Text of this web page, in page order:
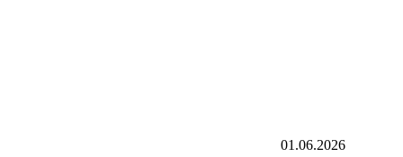
01.06.2026